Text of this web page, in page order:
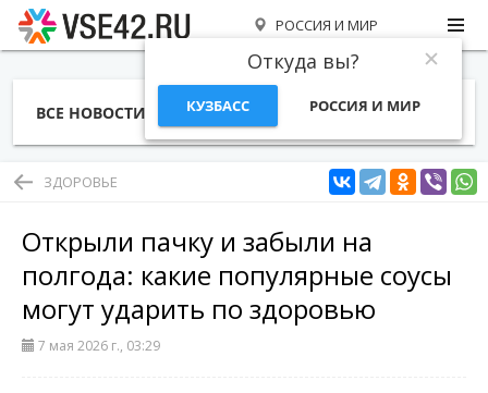
РОССИЯ И МИР
Откуда вы?
КУЗБАСС РОССИЯ И МИР
ВСЕ НОВОСТИ СТАТЬИ ТЕМЫ ФОТО
ЗДОРОВЬЕ
Открыли пачку и забыли на
полгода: какие популярные соусы
могут ударить по здоровью
7 мая 2026 г., 03:29